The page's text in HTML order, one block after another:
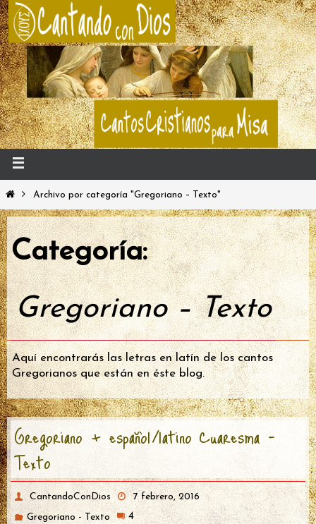
Archivo por categoría "Gregoriano – Texto"
Categoría:
Gregoriano – Texto
Aquí encontrarás las letras en latín de los cantos
Gregorianos que están en éste blog.
Gregoriano + español/latino Cuaresma –
Texto
CantandoConDios
7 febrero, 2016
Gregoriano - Texto
4